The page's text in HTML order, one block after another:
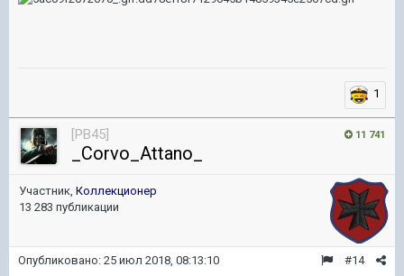
1
11 741
[PB45]
_Corvo_Attano_
Участник, Коллекционер
13 283 публикации
#14
Опубликовано: 25 июл 2018, 08:13:10